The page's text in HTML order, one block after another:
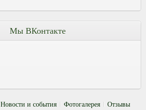
Мы ВКонтакте
Новости и события Фотогалерея Отзывы